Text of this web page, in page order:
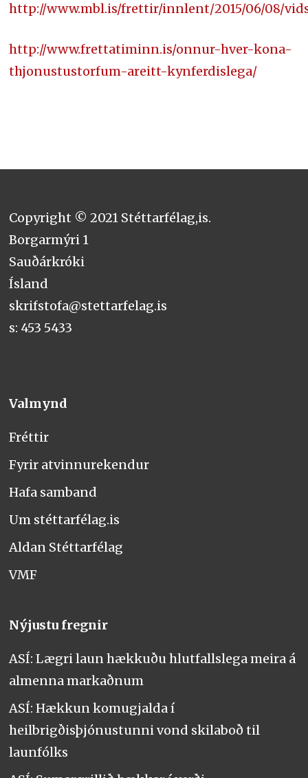
http://www.mbl.is/frettir/innlent/2015/06/08/
http://www.frettatiminn.is/onnur-hver-kona-
thjonustustorfum-areitt-kynferdislega/
Copyright © 2021 Stéttarfélag,is.
Borgarmýri 1
Sauðárkróki
Ísland
skrifstofa@stettarfelag.is
s: 453 5433
Valmynd
Fréttir
Fyrir atvinnurekendur
Hafa samband
Um stéttarfélag.is
Aldan Stéttarfélag
VMF
Nýjustu fregnir
ASÍ: Lægri laun hækkuðu hlutfallslega meira á
almenna markaðnum
ASÍ: Hækkun komugjalda í
heilbrigðisþjónustunni vond skilaboð til
launfólks